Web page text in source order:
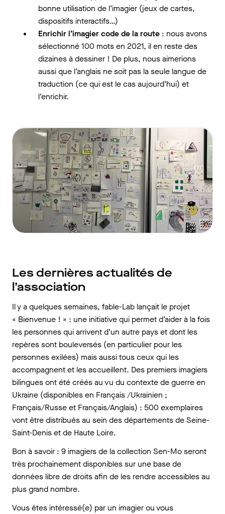
bonne utilisation de l’imagier (jeux de cartes,
dispositifs interactifs…)
Enrichir l’imagier code de la route : nous avons
sélectionné 100 mots en 2021, il en reste des
dizaines à dessiner ! De plus, nous aimerions
aussi que l’anglais ne soit pas la seule langue de
traduction (ce qui est le cas aujourd’hui) et
l’enrichir.
Les dernières actualités de
l’association
Il y a quelques semaines, fable-Lab lançait le projet
« Bienvenue ! » : une initiative qui permet d’aider à la fois
les personnes qui arrivent d’un autre pays et dont les
repères sont bouleversés (en particulier pour les
personnes exilées) mais aussi tous ceux qui les
accompagnent et les accueillent. Des premiers imagiers
bilingues ont été créés au vu du contexte de guerre en
Ukraine (disponibles en Français /Ukrainien ;
Français/Russe et Français/Anglais) : 500 exemplaires
vont être distribués au sein des départements de Seine-
Saint-Denis et de Haute Loire.
Bon à savoir : 9 imagiers de la collection Sen-Mo seront
très prochainement disponibles sur une base de
données libre de droits afin de les rendre accessibles au
plus grand nombre.
Vous êtes intéressé(e) par un imagier ou vous